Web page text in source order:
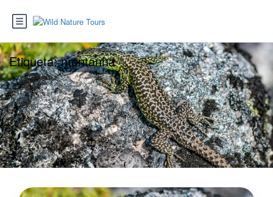
Etiqueta:montanha